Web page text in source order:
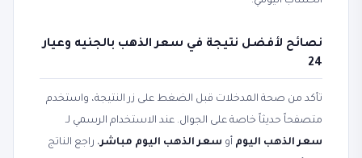
نصائح لأفضل نتيجة في سعر الذهب بالجنيه وعيار
24
تأكد من صحة المدخلات قبل الضغط على زر النتيجة، واستخدم
متصفحاً حديثاً خاصة على الجوال. عند الاستخدام الرسمي لـ
سعر الذهب اليوم أو سعر الذهب اليوم مباشر، راجع الناتج